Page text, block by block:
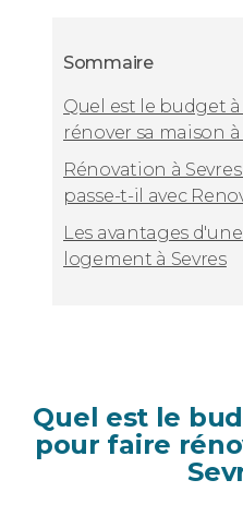
Sommaire
Quel est le budget
rénover sa maison à
Rénovation à
passe-t-il avec
Les avantages
logement à Sevres
Quel est le
pour faire